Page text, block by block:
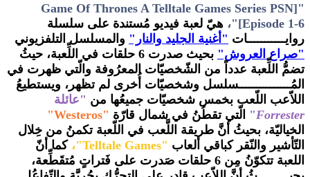
"
[
Game Of Thrones A Telltale Games Series PSN
[Episode 1-6"،
هيّ لعبة فيديو مُستندة على سلسلة
روايـــــــــــات "أغنية الجليد والنار" والمسلسل التلفزيوني
"صراع العروش"
بحيث صدرت 6 حلقات في اللِّعبة، حيثُ
تضمُّ اللِّعبة عدداً من الشّخصيّات المعرُوفة والّتي ظهرت في
المُـــــــــــــــسلسل وشخصيّات أُخرى لم تظهر، ويستطيعُ
اللاّعب اللّعب بخمس شخصيّات جميعُها من "عائلة
Forrester
" الّتي تقطُنُ في شمال قارّة "Westeros"
الخياليّة، بحيثُ أنَّ طريقة اللَّعب في اللّعبة تكمنُ من خِلال
التّأشير والنّقر كباقي ألعاب "
Telltale Games"، كما أنّ
اللعبة تتكوّنُ مِن 6 حلقات صَدرت على فَتراتٍ مُتقَطِّعة،